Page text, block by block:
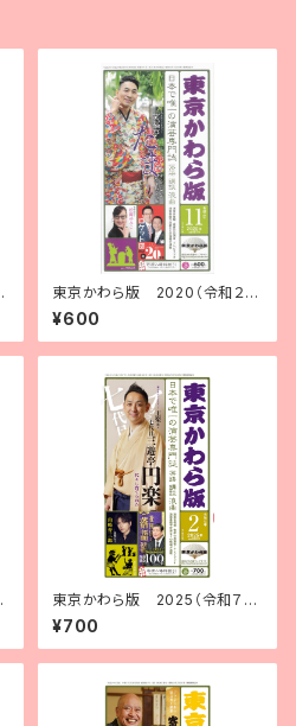
東京かわら版 2020（令和２）
年11月号
¥600
東京かわら版 2025（令和７）
年２月号
¥700